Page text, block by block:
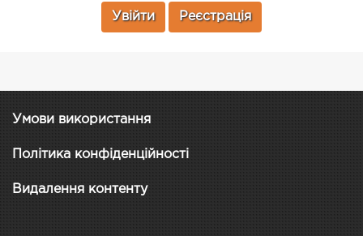
Увійти Реєстрація
Умови використання
Політика конфіденційності
Видалення контенту